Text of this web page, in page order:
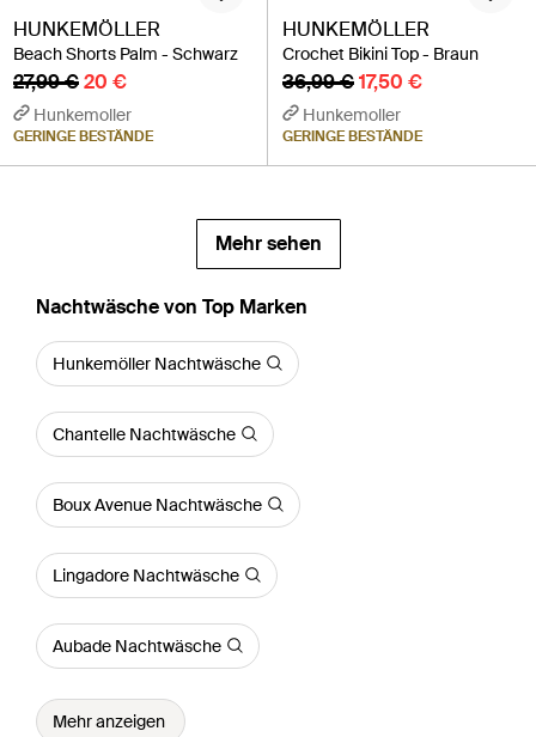
HUNKEMÖLLER
Beach Shorts Palm - Schwarz
27,99 €20 €
Hunkemoller
GERINGE BESTÄNDE
HUNKEMÖLLER
Crochet Bikini Top - Braun
36,99 €17,50 €
Hunkemoller
GERINGE BESTÄNDE
Mehr sehen
Nachtwäsche von Top Marken
Hunkemöller Nachtwäsche
Chantelle Nachtwäsche
Boux Avenue Nachtwäsche
Lingadore Nachtwäsche
Aubade Nachtwäsche
Mehr anzeigen